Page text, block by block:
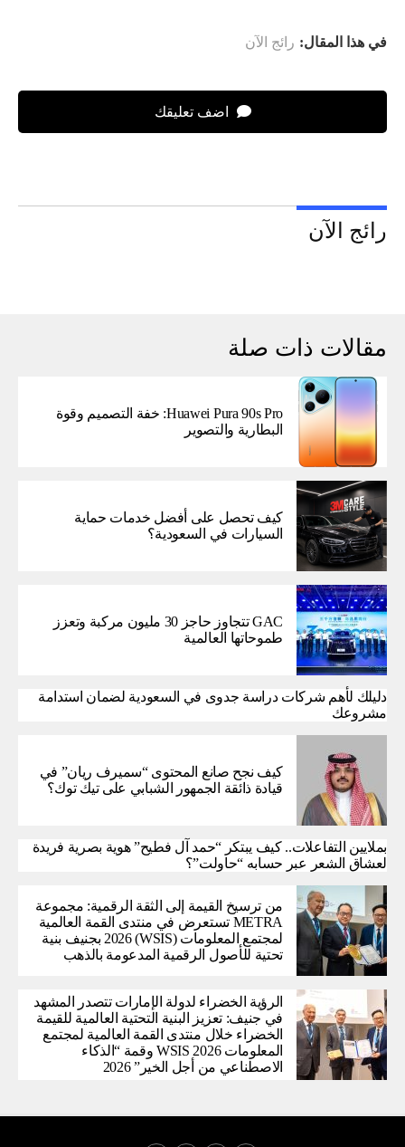
في هذا المقال: رائج الآن
اضف تعليقك
رائج الآن
مقالات ذات صلة
Huawei Pura 90s Pro: خفة التصميم وقوة
البطارية والتصوير
كيف تحصل على أفضل خدمات حماية
السيارات في السعودية؟
GAC تتجاوز حاجز 30 مليون مركبة وتعزز
طموحاتها العالمية
دليلك لأهم شركات دراسة جدوى في السعودية لضمان استدامة
مشروعك
كيف نجح صانع المحتوى “سميرف ريان” في
قيادة ذائقة الجمهور الشبابي على تيك توك؟
بملايين التفاعلات.. كيف يبتكر “حمد آل فطيح” هوية بصرية فريدة
لعشاق الشعر عبر حسابه “حاولت”؟
من ترسيخ القيمة إلى الثقة الرقمية: مجموعة
METRA تستعرض في منتدى القمة العالمية
لمجتمع المعلومات (WSIS) 2026 بجنيف بنية
تحتية للأصول الرقمية المدعومة بالذهب
الرؤية الخضراء لدولة الإمارات تتصدر المشهد
في جنيف: تعزيز البنية التحتية العالمية للقيمة
الخضراء خلال منتدى القمة العالمية لمجتمع
المعلومات WSIS 2026 وقمة “الذكاء
الاصطناعي من أجل الخير” 2026